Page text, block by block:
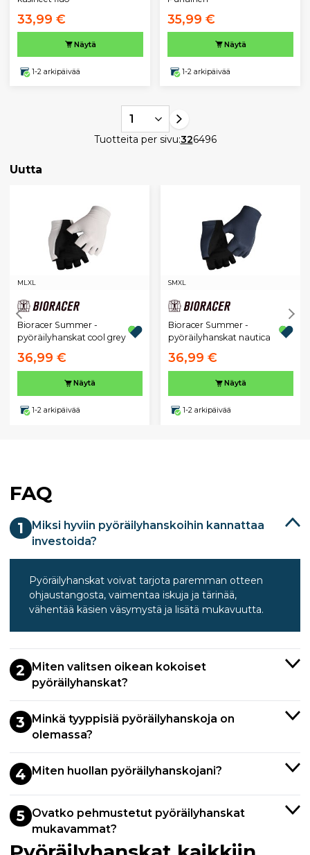
33,99 €
Näytä
1-2 arkipäivää
35,99 €
Näytä
1-2 arkipäivää
1
Tuotteita per sivu:326496
Uutta
ML XL
Bioracer Summer -
pyöräilyhanskat cool grey
36,99 €
Näytä
1-2 arkipäivää
SMXL
Bioracer Summer -
pyöräilyhanskat nautica
36,99 €
Näytä
1-2 arkipäivää
FAQ
1
Miksi hyviin pyöräilyhanskoihin kannattaa
investoida?
Pyöräilyhanskat voivat tarjota paremman otteen
ohjaustangosta, vaimentaa iskuja ja tärinää,
vähentää käsien väsymystä ja lisätä mukavuutta.
2 Miten valitsen oikean kokoiset
pyöräilyhanskat?
3 Minkä tyyppisiä pyöräilyhanskoja on
olemassa?
4 Miten huollan pyöräilyhanskojani?
5 Ovatko pehmustetut pyöräilyhanskat
mukavammat?